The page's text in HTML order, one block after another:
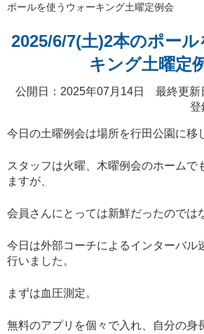
ポールを使うウォーキング土曜定例会
2025/6/7(土)2本のポー
キング土曜定
公開日：2025年07月14日 最終更新
登
今日の土曜例会は場所を行田公園に移
スタッフは火曜、木曜例会のホームで
ますが、
会員さんにとっては新鮮だったのでは
今日は外部コーチによるインターバル
行いました。
まずは血圧測定。
無料のアプリを個々で入れ、自分の身